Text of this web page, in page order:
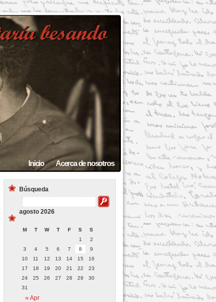
Inicio Acerca de nosotros
Búsqueda
agosto 2026
M T W T F S S
« Apr
1
2
3
4 5 6 7 8
9
10
11 12 13 14 15
16
17
18 19 20 21 22
23
24
25 26 27 28 29
30
31